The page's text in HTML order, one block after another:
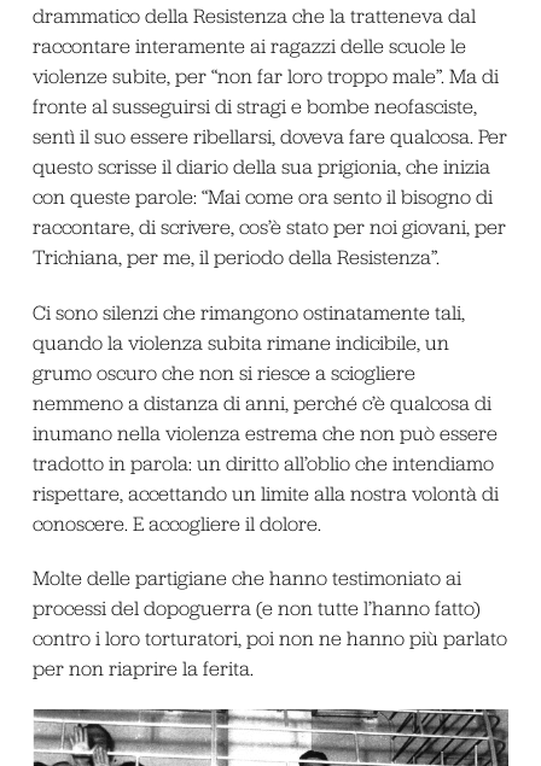
drammatico della Resistenza che la tratteneva dal
raccontare interamente ai ragazzi delle scuole le
violenze subite, per “non far loro troppo male”. Ma di
fronte al susseguirsi di stragi e bombe neofasciste,
sentì il suo essere ribellarsi, doveva fare qualcosa. Per
questo scrisse il diario della sua prigionia, che inizia
con queste parole: “Mai come ora sento il bisogno di
raccontare, di scrivere, cos’è stato per noi giovani, per
Trichiana, per me, il periodo della Resistenza”.
Ci sono silenzi che rimangono ostinatamente tali,
quando la violenza subita rimane indicibile, un
grumo oscuro che non si riesce a sciogliere
nemmeno a distanza di anni, perché c’è qualcosa di
inumano nella violenza estrema che non può essere
tradotto in parola: un diritto all’oblio che intendiamo
rispettare, accettando un limite alla nostra volontà di
conoscere. E accogliere il dolore.
Molte delle partigiane che hanno testimoniato ai
processi del dopoguerra (e non tutte l’hanno fatto)
contro i loro torturatori, poi non ne hanno più parlato
per non riaprire la ferita.